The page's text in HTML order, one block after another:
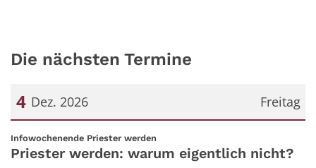
Die nächsten Termine
Freitag
4 Dez. 2026
Datum: 4. Dezember 2026
Infowochenende Priester werden
Priester werden: warum eigentlich nicht?